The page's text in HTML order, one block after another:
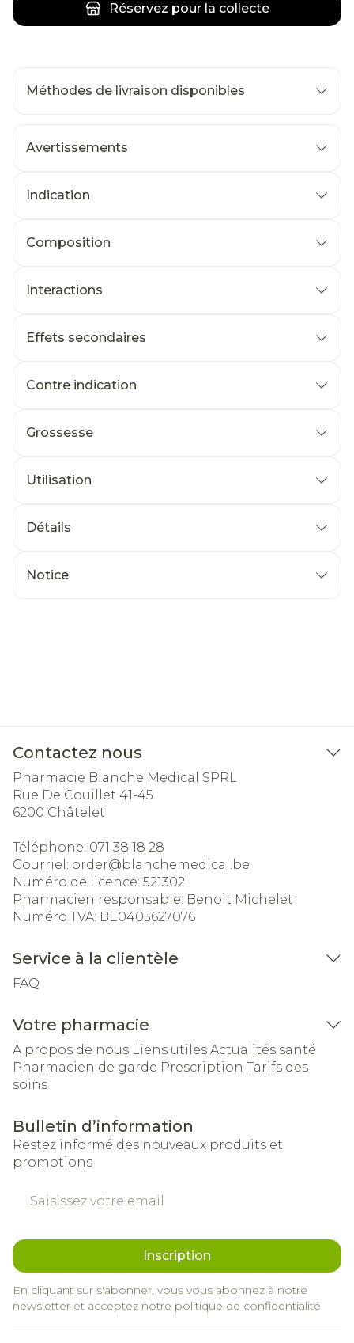
Réservez pour la collecte
Méthodes de livraison disponibles
Avertissements
Indication
Composition
Interactions
Effets secondaires
Contre indication
Grossesse
Utilisation
Détails
Notice
Contactez nous
Pharmacie Blanche Medical SPRL
Rue De Couillet 41-45
6200 Châtelet
Téléphone: 071 38 18 28
Courriel: order@blanchemedical.be
Numéro de licence: 521302
Pharmacien responsable: Benoit Michelet
Numéro TVA: BE0405627076
Service à la clientèle
FAQ
Votre pharmacie
A propos de nous Liens utiles Actualités santé
Pharmacien de garde Prescription Tarifs des
soins
Bulletin d’information
Restez informé des nouveaux produits et
promotions
Inscription
En cliquant sur s'abonner, vous vous abonnez à notre
newsletter et acceptez notre politique de confidentialité.